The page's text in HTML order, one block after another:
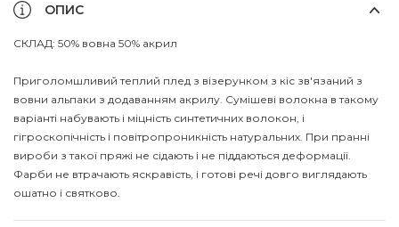
ОПИС
СКЛАД: 50% вовна 50% акрил
Приголомшливий теплий плед з візерунком з кіс зв'язаний з
вовни альпаки з додаванням акрилу. Сумішеві волокна в такому
варіанті набувають і міцність синтетичних волокон, і
гігроскопічність і повітропроникність натуральних. При пранні
вироби з такої пряжі не сідають і не піддаються деформації.
Фарби не втрачають яскравість, і готові речі довго виглядають
ошатно і святково.